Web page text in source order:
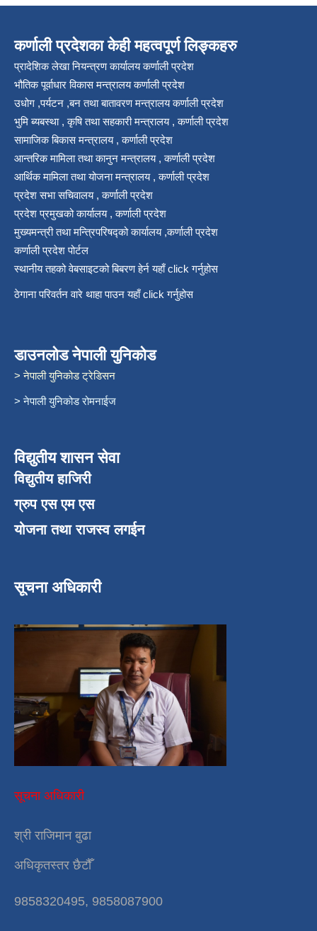
कर्णाली प्रदेशका केही महत्वपूर्ण लिङ्कहरु
प्रादेशिक लेखा नियन्त्रण कार्यालय कर्णाली प्रदेश
भौतिक पूर्वाधार विकास मन्त्रालय कर्णाली प्रदेश
उधोग ,पर्यटन ,बन तथा बातावरण मन्त्रालय कर्णाली प्रदेश
भुमि ब्यबस्था , कृषि तथा सहकारी मन्त्रालय , कर्णाली प्रदेश
सामाजिक बिकास मन्त्रालय , कर्णाली प्रदेश
आन्तरिक मामिला तथा कानुन मन्त्रालय , कर्णाली प्रदेश
आर्थिक मामिला तथा योजना मन्त्रालय , कर्णाली प्रदेश
प्रदेश सभा सचिवालय , कर्णाली प्रदेश
प्रदेश प्रमुखको कार्यालय , कर्णाली प्रदेश
मुख्यमन्त्री तथा मन्त्रिपरिषद्को कार्यालय ,कर्णाली प्रदेश
कर्णाली प्रदेश पोर्टल
स्थानीय तहको वेबसाइटको बिबरण हेर्न यहाँ click गर्नुहोस
ठेगाना परिवर्तन वारे थाहा पाउन यहाँ click गर्नुहोस
डाउनलोड नेपाली युनिकोड
> नेपाली युनिकोड ट्रेडिसन
> नेपाली युनिकोड रोमनाईज
विद्युतीय शासन सेवा
विद्युतीय हाजिरी
ग्रुप एस एम एस
योजना तथा राजस्व लगईन
सूचना अधिकारी
सूचना अधिकारी
श्री राजिमान बुढा
अधिकृतस्तर छैटौँ
9858320495, 9858087900